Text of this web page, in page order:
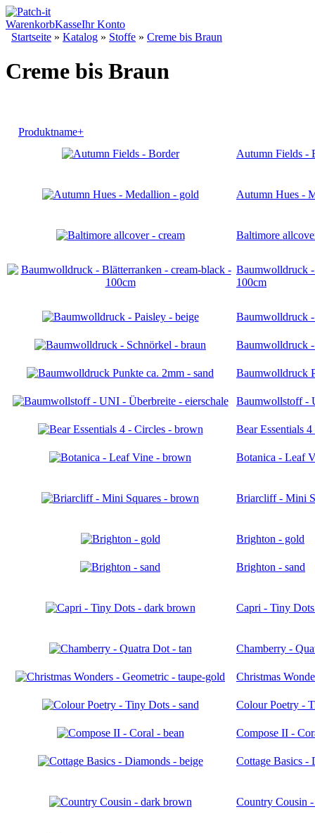
WarenkorbKasseIhr Konto
Startseite » Katalog » Stoffe » Creme bis Braun
Creme bis Braun
Produktname+
Autumn Fields -
Autumn Hues -
Baltimore
Baumwolldruck
100cm
Baumwolldruck
Baumwolldruck
Baumwolldruck
Baumwollstoff -
Bear Essentials
Botanica - Leaf
Briarcliff - Mini
Brighton - gold
Brighton - sand
Capri - Tiny
Chamberry -
Christmas
Colour Poetry -
Compose II -
Cottage Basics -
Country Cousin